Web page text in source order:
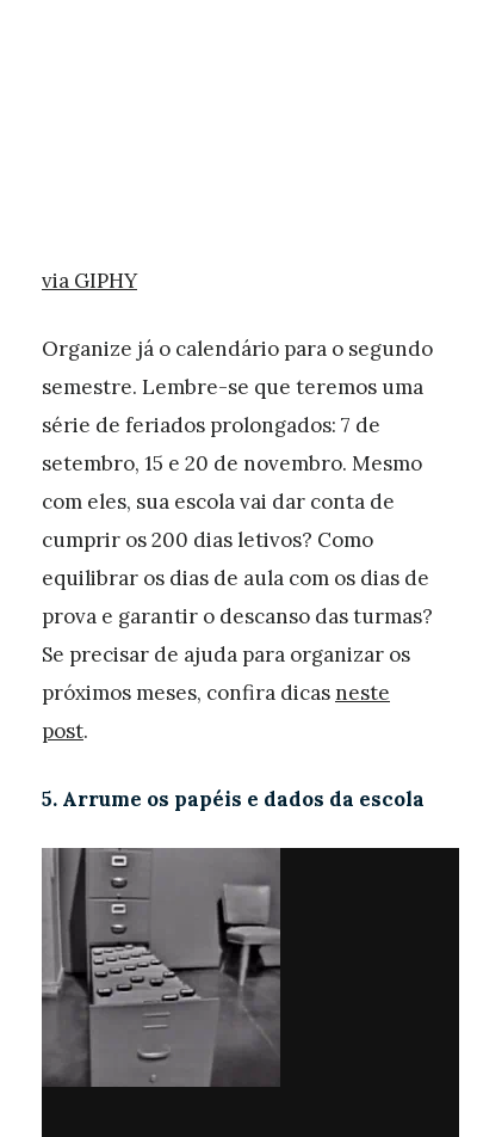
via GIPHY
Organize já o calendário para o segundo
semestre. Lembre-se que teremos uma
série de feriados prolongados: 7 de
setembro, 15 e 20 de novembro. Mesmo
com eles, sua escola vai dar conta de
cumprir os 200 dias letivos? Como
equilibrar os dias de aula com os dias de
prova e garantir o descanso das turmas?
Se precisar de ajuda para organizar os
próximos meses, confira dicas neste
post.
5. Arrume os papéis e dados da escola